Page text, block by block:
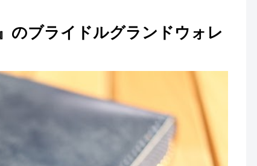
のブライドルグランドウォレ